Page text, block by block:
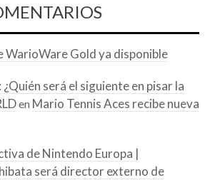
WarioWare Gold ya disponible
será el siguiente en pisar la
en Mario Tennis Aces recibe nueva
de Nintendo Europa |
será director externo de